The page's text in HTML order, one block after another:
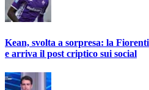
Kean, svolta a sorpresa: la
e arriva il post criptico sui social